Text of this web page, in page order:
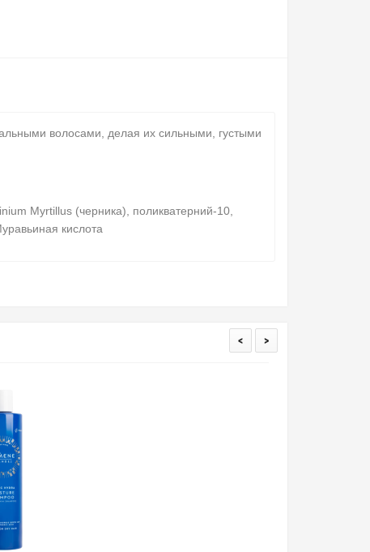
волосами, делая их сильными, густыми
Myrtillus (черника), поликватерний-10,
кислота
< >